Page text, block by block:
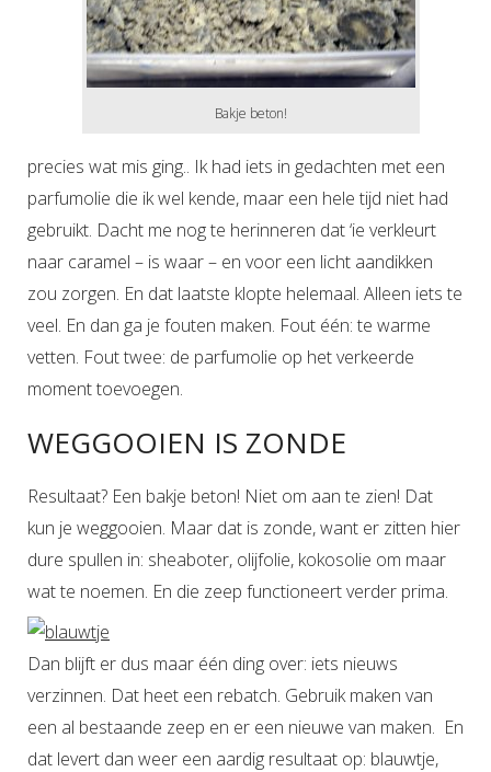
Bakje beton!
precies wat mis ging.. Ik had iets in gedachten met een
parfumolie die ik wel kende, maar een hele tijd niet had
gebruikt. Dacht me nog te herinneren dat ‘ie verkleurt
naar caramel – is waar – en voor een licht aandikken
zou zorgen. En dat laatste klopte helemaal. Alleen iets te
veel. En dan ga je fouten maken. Fout één: te warme
vetten. Fout twee: de parfumolie op het verkeerde
moment toevoegen.
WEGGOOIEN IS ZONDE
Resultaat? Een bakje beton! Niet om aan te zien! Dat
kun je weggooien. Maar dat is zonde, want er zitten hier
dure spullen in: sheaboter, olijfolie, kokosolie om maar
wat te noemen. En die zeep functioneert verder prima.
Dan blijft er dus maar één ding over: iets nieuws
verzinnen. Dat heet een rebatch. Gebruik maken van
een al bestaande zeep en er een nieuwe van maken. En
dat levert dan weer een aardig resultaat op: blauwtje,